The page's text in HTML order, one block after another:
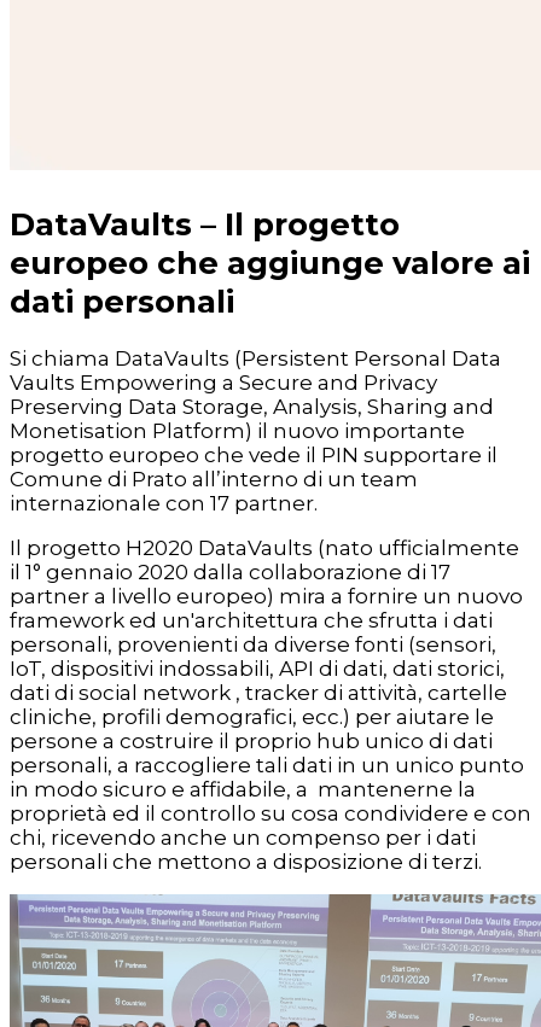
DataVaults – Il progetto
europeo che aggiunge valore ai
dati personali
Si chiama DataVaults (Persistent Personal Data
Vaults Empowering a Secure and Privacy
Preserving Data Storage, Analysis, Sharing and
Monetisation Platform) il nuovo importante
progetto europeo che vede il PIN supportare il
Comune di Prato all’interno di un team
internazionale con 17 partner.
Il progetto H2020 DataVaults (nato ufficialmente
il 1° gennaio 2020 dalla collaborazione di 17
partner a livello europeo) mira a fornire un nuovo
framework ed un'architettura che sfrutta i dati
personali, provenienti da diverse fonti (sensori,
IoT, dispositivi indossabili, API di dati, dati storici,
dati di social network , tracker di attività, cartelle
cliniche, profili demografici, ecc.) per aiutare le
persone a costruire il proprio hub unico di dati
personali, a raccogliere tali dati in un unico punto
in modo sicuro e affidabile, a mantenerne la
proprietà ed il controllo su cosa condividere e con
chi, ricevendo anche un compenso per i dati
personali che mettono a disposizione di terzi.